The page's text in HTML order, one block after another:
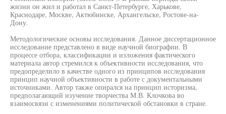
жизни он жил и работал в Санкт-Петербурге, Харькове,
Краснодаре, Москве, Актюбинске, Архангельске, Ростове-на-
Дону.
Методологические основы исследования. Данное диссертационное
исследование представлено в виде научной биографии. В
процессе отбора, классификации и изложения фактического
материала автор стремился к объективности исследования, что
предопределило в качестве одного из принципов исследования
принцип научной объективности в работе с документальными
источниками. Автор также опирался на принцип историзма,
предполагающий изучение творчества М.В. Клочкова во
взаимосвязи с изменениями политической обстановки в стране.